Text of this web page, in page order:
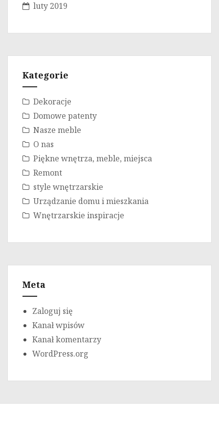
luty 2019
Kategorie
Dekoracje
Domowe patenty
Nasze meble
O nas
Piękne wnętrza, meble, miejsca
Remont
style wnętrzarskie
Urządzanie domu i mieszkania
Wnętrzarskie inspiracje
Meta
Zaloguj się
Kanał wpisów
Kanał komentarzy
WordPress.org